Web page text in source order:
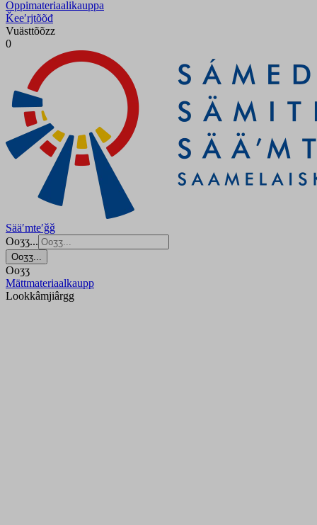
Oppimateriaalikauppa
Ǩeeʹrjtõõđ
Vuästtõõzz
0
Sääʹmteʹǧǧ
Ooʒʒ...
Ooʒʒ...
Ooʒʒ
Mättmateriaalkaupp
Lookkâmjiârgg